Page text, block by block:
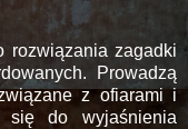
rozwiązania zagadki
Prowadzą
z ofiarami i
się do wyjaśnienia